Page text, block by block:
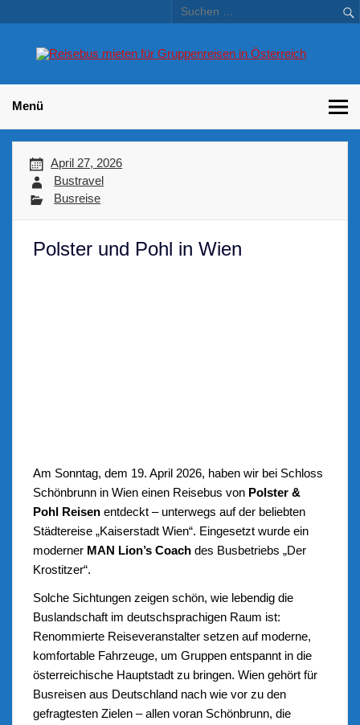
–
Menü
April 27, 2026
Bustravel
Busreise
Polster und Pohl in Wien
Am Sonntag, dem 19. April 2026, haben wir bei Schloss
Schönbrunn in Wien einen Reisebus von Polster &
Pohl Reisenentdeckt – unterwegs auf der beliebten
Städtereise „Kaiserstadt Wien“. Eingesetzt wurde ein
moderner MAN Lion’s Coachdes Busbetriebs „Der
Krostitzer“.
Solche Sichtungen zeigen schön, wie lebendig die
Buslandschaft im deutschsprachigen Raum ist:
Renommierte Reiseveranstalter setzen auf moderne,
komfortable Fahrzeuge, um Gruppen entspannt in die
österreichische Hauptstadt zu bringen. Wien gehört für
Busreisen aus Deutschland nach wie vor zu den
gefragtesten Zielen – allen voran Schönbrunn, die